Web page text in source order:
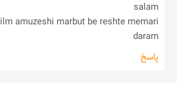
salam
amuzeshi marbut be reshte memari
daram
پاسخ